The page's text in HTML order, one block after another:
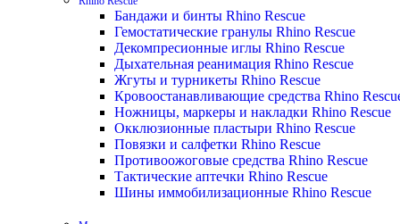
Бандажи и бинты Rhino Rescue
Гемостатические гранулы Rhino Rescue
Декомпресионные иглы Rhino Rescue
Дыхательная реанимация Rhino Rescue
Жгуты и турникеты Rhino Rescue
Кровоостанавливающие средства Rhino
Ножницы, маркеры и накладки Rhino Rescue
Окклюзионные пластыри Rhino Rescue
Повязки и салфетки Rhino Rescue
Противоожоговые средства Rhino Rescue
Тактические аптечки Rhino Rescue
Шины иммобилизационные Rhino Rescue